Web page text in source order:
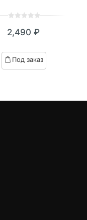
out
based
on
2,490 ₽
Под заказ